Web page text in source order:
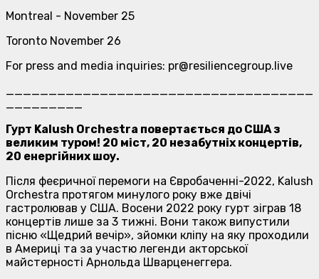
Montreal - November 25
Toronto November 26
For press and media inquiries: pr@resiliencegroup.live
____________________________________
_________
Гурт Kalush Orchestra повертається до США з
великим туром! 20 міст, 20 незабутніх концертів,
20 енергійних шоу.
Після феєричної перемоги на Євробаченні-2022, Kalush
Orchestra протягом минулого року вже двічі
гастролював у США. Восени 2022 року гурт зіграв 18
концертів лише за 3 тижні. Вони також випустили
пісню «Щедрий вечір», зйомки кліпу на яку проходили
в Америці та за участю легенди акторської
майстерності Арнольда Шварценеггера.